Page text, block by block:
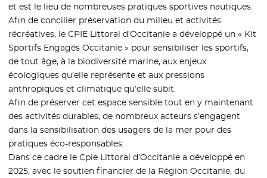
et est le lieu de nombreuses pratiques sportives nautiques.
Afin de concilier préservation du milieu et activités
récréatives, le CPIE Littoral d’Occitanie a développé un « Kit
Sportifs Engagés Occitanie » pour sensibiliser les sportifs,
de tout âge, à la biodiversité marine, aux enjeux
écologiques qu’elle représente et aux pressions
anthropiques et climatique qu’elle subit.
Afin de préserver cet espace sensible tout en y maintenant
des activités durables, de nombreux acteurs s’engagent
dans la sensibilisation des usagers de la mer pour des
pratiques éco-responsables.
Dans ce cadre le Cpie Littoral d’Occitanie a développé en
2025, avec le soutien financier de la Région Occitanie, du